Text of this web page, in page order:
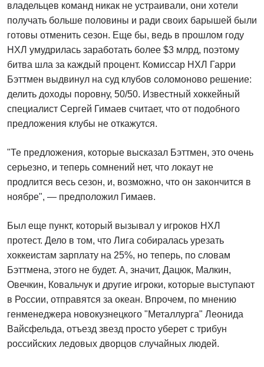
владельцев команд никак не устраивали, они хотели
получать больше половины и ради своих барышей были
готовы отменить сезон. Еще бы, ведь в прошлом году
НХЛ умудрилась заработать более $3 млрд, поэтому
битва шла за каждый процент. Комиссар НХЛ Гарри
Бэттмен выдвинул на суд клубов соломоново решение:
делить доходы поровну, 50/50. Известный хоккейный
специалист Сергей Гимаев считает, что от подобного
предложения клубы не откажутся.
"Те предложения, которые высказал Бэттмен, это очень
серьезно, и теперь сомнений нет, что локаут не
продлится весь сезон, и, возможно, что он закончится в
ноябре", — предположил Гимаев.
Был еще пункт, который вызывал у игроков НХЛ
протест. Дело в том, что Лига собиралась урезать
хоккеистам зарплату на 25%, но теперь, по словам
Бэттмена, этого не будет. А, значит, Дацюк, Малкин,
Овечкин, Ковальчук и другие игроки, которые выступают
в России, отправятся за океан. Впрочем, по мнению
генменеджера новокузнецкого "Металлурга" Леонида
Вайсфельда, отъезд звезд просто уберет с трибун
российских ледовых дворцов случайных людей.